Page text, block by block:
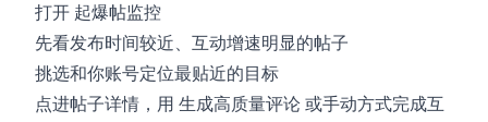
打开 起爆帖监控
先看发布时间较近、互动增速明显的帖子
挑选和你账号定位最贴近的目标
点进帖子详情，用 生成高质量评论或手动方式完成互